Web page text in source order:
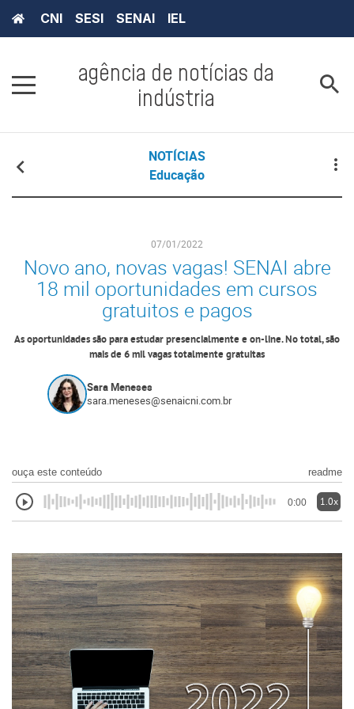
CNI SESI SENAI IEL
agência de notícias da
indústria
NOTÍCIAS
Educação
07/01/2022
Novo ano, novas vagas! SENAI abre
18 mil oportunidades em cursos
gratuitos e pagos
As oportunidades são para estudar presencialmente e on-line. No total, são
mais de 6 mil vagas totalmente gratuitas
Sara Meneses
sara.meneses@senaicni.com.br
ouça este conteúdo readme
0:00 1.0x